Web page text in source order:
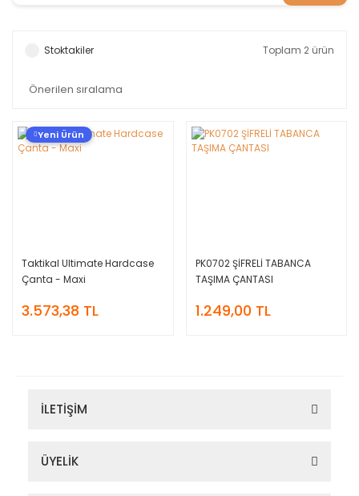
Stoktakiler Toplam 2 ürün
Yeni Ürün
Taktikal Ultimate Hardcase
Çanta - Maxi
3.573,38 TL
PK0702 ŞİFRELİ TABANCA
TAŞIMA ÇANTASI
1.249,00 TL
İLETİŞİM
ÜYELİK